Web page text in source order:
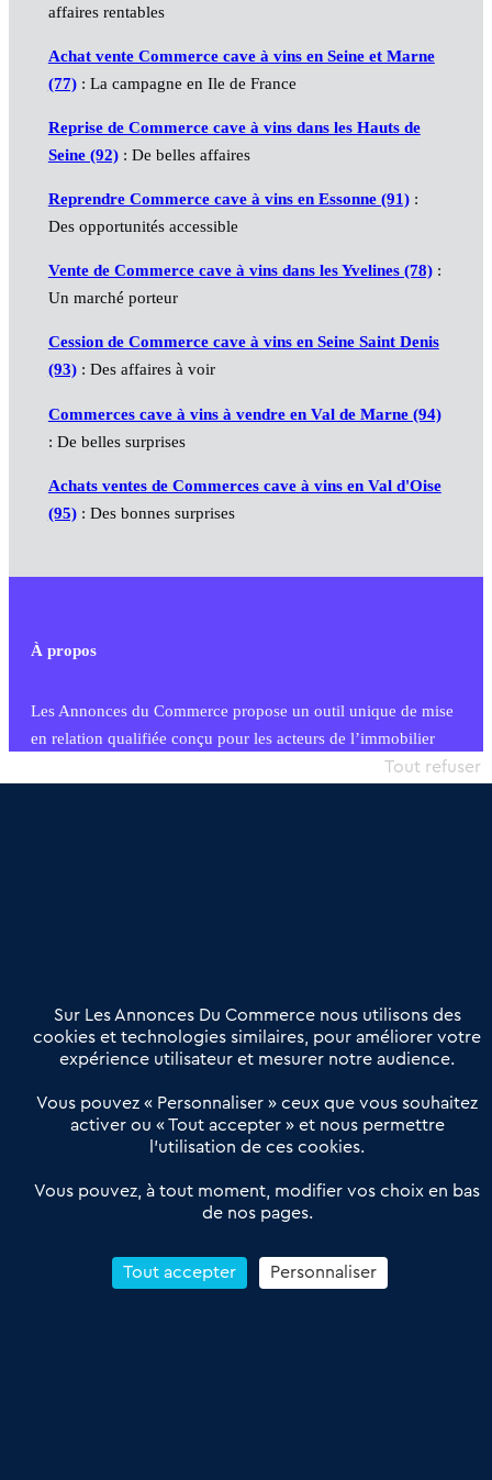
affaires rentables
Achat vente Commerce cave à vins en Seine et Marne
(77): La campagne en Ile de France
Reprise de Commerce cave à vins dans les Hauts de
Seine (92): De belles affaires
Reprendre Commerce cave à vins en Essonne (91):
Des opportunités accessible
Vente de Commerce cave à vins dans les Yvelines (78):
Un marché porteur
Cession de Commerce cave à vins en Seine Saint Denis
(93): Des affaires à voir
Commerces cave à vins à vendre en Val de Marne (94)
: De belles surprises
Achats ventes de Commerces cave à vins en Val d'Oise
(95): Des bonnes surprises
À propos
Les Annonces du Commerce propose un outil unique de mise
en relation qualifiée conçu pour les acteurs de l’immobilier
commercial et les collectivités territoriales, simple et intégrant
Offres Pro
Actualités
Qui sommes nous ?
Derniers articles
Réseau 3C : un partenaire national dédié aux transactions
Petitscommerces : Un partenariat au service du commerce de
proximité et des territoires
Reprendre un Restaurant Rapide
Sur Les Annonces Du Commerce nous utilisons des
cookies et technologies similaires, pour améliorer votre
expérience utilisateur et mesurer notre audience.
Vous pouvez « Personnaliser » ceux que vous souhaitez
activer ou « Tout accepter » et nous permettre
l’utilisation de ces cookies.
Vous pouvez, à tout moment, modifier vos choix en bas
de nos pages.
Tout accepter
Tout refuser
Personnaliser